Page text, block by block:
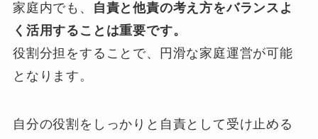
家庭内でも、
自責と他責の考え方をバランスよ
く活用することは重要です。
役割分担をすることで、円滑な家庭運営が可能
となります。
自分の役割をしっかりと自責として受け止める